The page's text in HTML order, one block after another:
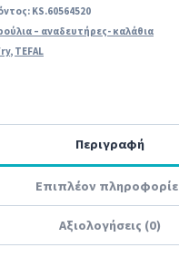
KS.60564520
– αναδευτήρες- καλάθια
, TEFAL
Περιγραφή
Επιπλέον
Αξιολογήσεις (0)